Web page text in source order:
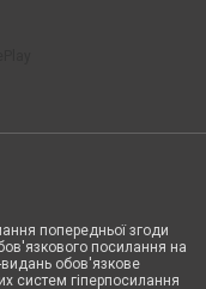
попередньої згоди
посилання на
видань обов'язкове
систем гіперпосилання